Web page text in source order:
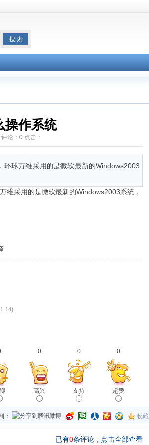
操作系统
论： 0点击：
环球万维采用的是微软最新的Windows2003
维采用的是微软最新的Windows2003系统，
14)
0
高兴
0
支持
0
超赞
： 收藏